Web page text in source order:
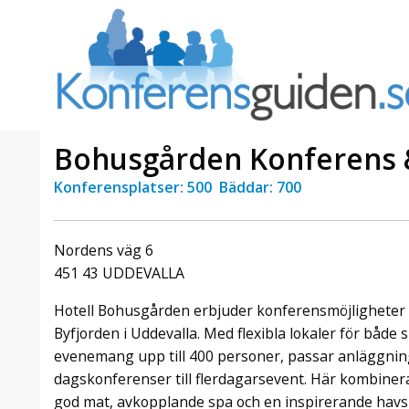
Bohusgården
Konferensplatser: 500 Bäddar: 700
Nordens väg 6
451 43 UDDEVALLA
Hotell Bohusgården erbjuder
Byfjorden i Uddevalla. Med flexibla lokaler för både
evenemang upp till 400 personer, passar
dagskonferenser till flerdagarsevent. Här
god mat, avkopplande spa och en inspirerande
av att
här är
Erbjudande från Sheraton
Julerbjudande
Välkommen att fira in julen
2026 hos oss. Mellan den 23
november och 19 december
förvandlar vi våra lokaler till en
stämningsfull mötesplats där
hantverk, tradi ...